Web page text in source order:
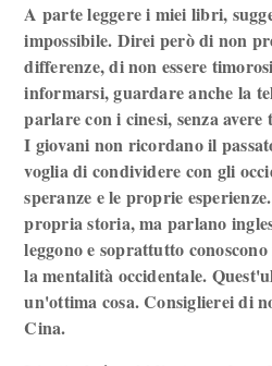
A parte leggere i miei libri,
impossibile. Direi però di non
differenze, di non essere
informarsi, guardare anche la
parlare con i cinesi, senza
I giovani non ricordano il
voglia di condividere con gli
speranze e le proprie
propria storia, ma parlano
leggono e soprattutto
la mentalità occidentale.
un'ottima cosa. Consiglierei di
Cina.